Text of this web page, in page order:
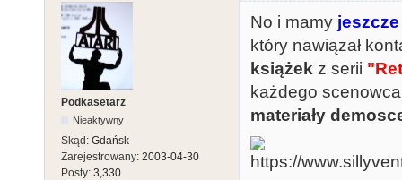
Podkasetarz
Nieaktywny
Skąd: Gdańsk
Zarejestrowany: 2003-04-30
Posty: 3,330
No i mamy
który nawiązał
książek z serii
każdego
materiały